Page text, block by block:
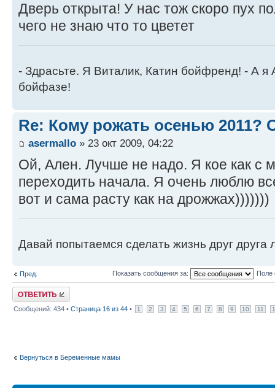
Дверь открыта! У нас тож скоро пух
чего не знаю что то цветет
- Здрасьте. Я Виталик, Катин бойфренд! - А я
бойфазе!
Re: Кому рожать осенью 2011?
asermallo » 23 окт 2009, 04:22
Ой, Ален. Лучше не надо. Я кое как с
переходить начала. Я очень люблю
вот и сама расту как на дрожжах)))))))
Давай попытаемся сделать жизнь друг друга
Пред. Показать сообщения за: Поле
Ответить
Сообщений: 434 • Страница 16 из 44 • 1 2 3 4 5 6 7 8 9 10 11
Вернуться в Беременные мамы